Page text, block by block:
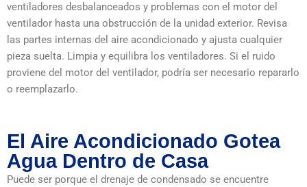
ventiladores desbalanceados y problemas con el motor del
ventilador hasta una obstrucción de la unidad exterior. Revisa
las partes internas del aire acondicionado y ajusta cualquier
pieza suelta. Limpia y equilibra los ventiladores. Si el ruido
proviene del motor del ventilador, podría ser necesario repararlo
o reemplazarlo.
El Aire Acondicionado Gotea
Agua Dentro de Casa
Puede ser porque el drenaje de condensado se encuentre